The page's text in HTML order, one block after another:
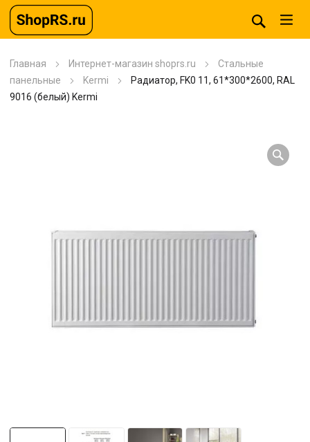
Главная Интернет-магазин shoprs.ru
Стальные
панельные
Kermi
Радиатор, FK0 11, 61*300*2600, RAL
9016 (белый) Kermi